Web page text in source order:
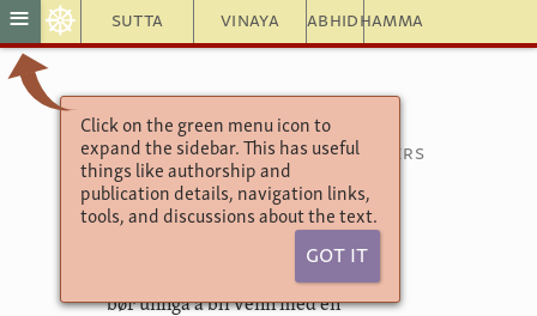
Sutta Vinaya Abhidhamma
≡ ☸
Click on the green menu icon to
expand the sidebar. This has useful
things like authorship and
publication details, navigation links,
tools, and discussions about the text.
Got It
Brødrenes sanger
Sanger med omkring tretti vers
17.3. Ananda
Den kloke og forstandige
bør unngå å bli venn med én